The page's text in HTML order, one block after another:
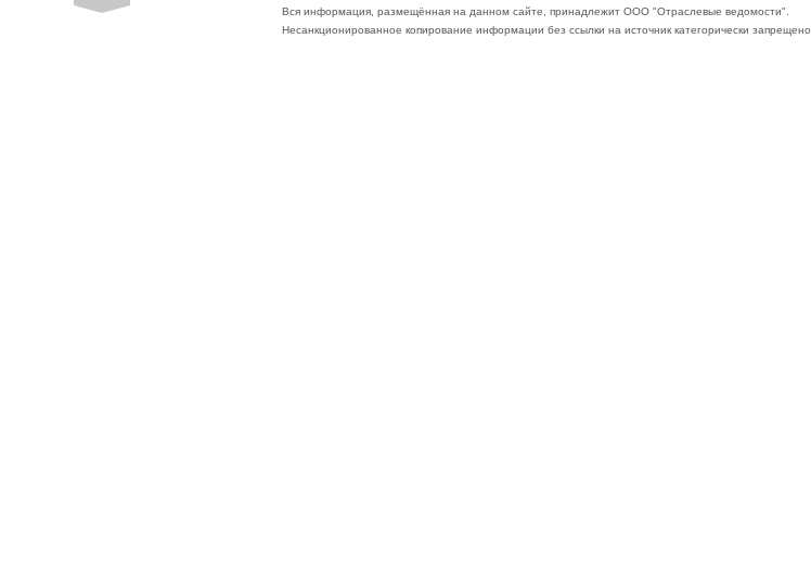
Вся информация, размещённая на данном сайте, принадлежит ООО "Отраслевые ведомости".
Несанкционированное копирование информации без ссылки на источник категорически запрещено